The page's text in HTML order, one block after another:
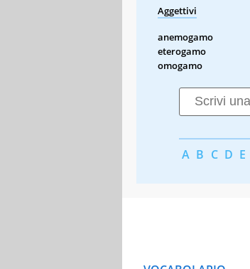
Aggettivi
anemogamo
eterogamo
omogamo
A B C D E